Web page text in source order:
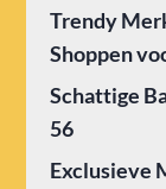
Trendy
Shoppen
Schattige
56
Exclusieve